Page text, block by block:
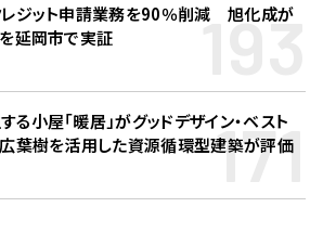
ジット申請業務を90％削減 旭化成が
延岡市で実証
193
小屋「暖居」がグッドデザイン・ベスト
樹を活用した資源循環型建築が評価
171